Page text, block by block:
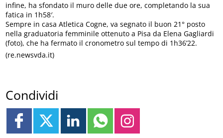
infine, ha sfondato il muro delle due ore, completando la sua
fatica in 1h58′.
Sempre in casa Atletica Cogne, va segnato il buon 21° posto
nella graduatoria femminile ottenuto a Pisa da Elena Gagliardi
(foto), che ha fermato il cronometro sul tempo di 1h36’22.
(re.newsvda.it)
Condividi